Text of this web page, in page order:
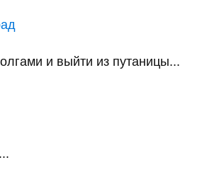
и выйти из путаницы...